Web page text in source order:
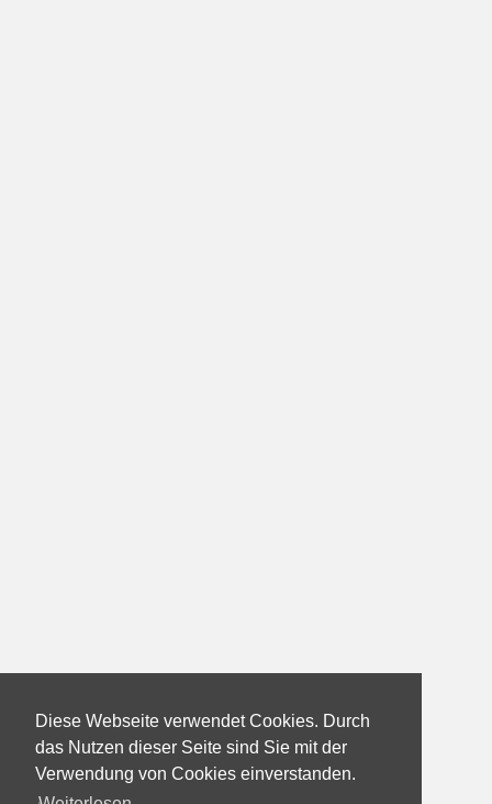
Diese Webseite verwendet Cookies. Durch
das Nutzen dieser Seite sind Sie mit der
Verwendung von Cookies einverstanden.